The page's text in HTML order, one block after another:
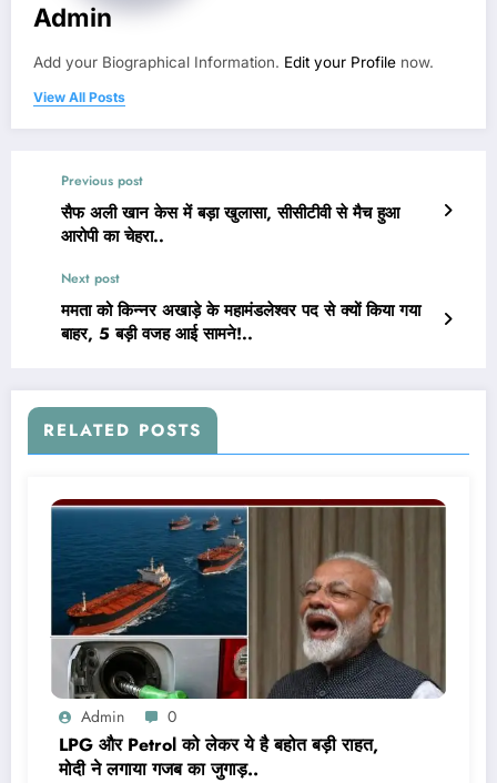
Admin
Add your Biographical Information. Edit your Profile now.
View All Posts
Previous post
सैफ अली खान केस में बड़ा खुलासा, सीसीटीवी से मैच हुआ
आरोपी का चेहरा..
Next post
ममता को किन्नर अखाड़े के महामंडलेश्वर पद से क्यों किया गया
बाहर, 5 बड़ी वजह आई सामने!..
RELATED POSTS
Admin 0
LPG और Petrol को लेकर ये है बहोत बड़ी राहत,
मोदी ने लगाया गजब का जुगाड़..